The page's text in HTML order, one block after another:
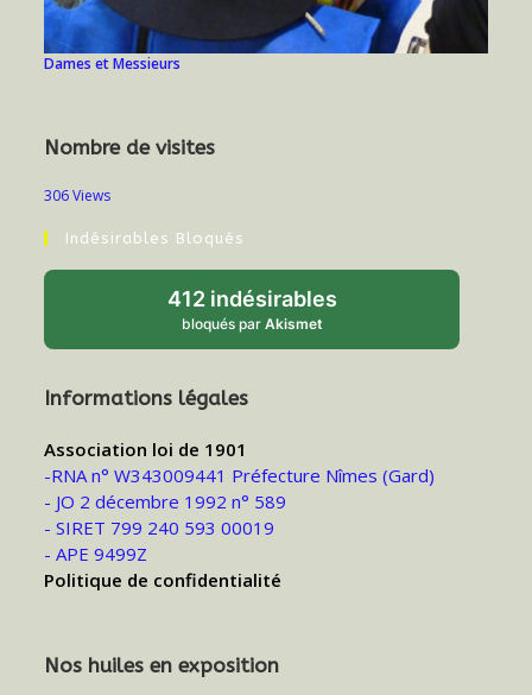
Dames et Messieurs
Nombre de visites
306 Views
Indésirables Bloqués
412 indésirables
bloqués par Akismet
Informations légales
Association loi de 1901
-RNA n° W343009441 Préfecture Nîmes (Gard)
- JO 2 décembre 1992 n° 589
- SIRET 799 240 593 00019
- APE 9499Z
Politique de confidentialité
Nos huiles en exposition